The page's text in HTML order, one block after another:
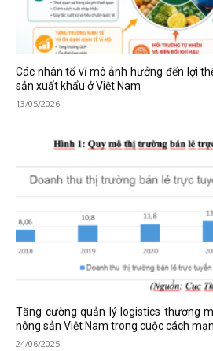
Các nhân tố vĩ mô ảnh hưởng đến lợi
sản xuất khẩu ở Việt Nam
13/05/2026
Tăng cường quản lý logistics thương
nông sản Việt Nam trong cuộc cách
24/06/2025